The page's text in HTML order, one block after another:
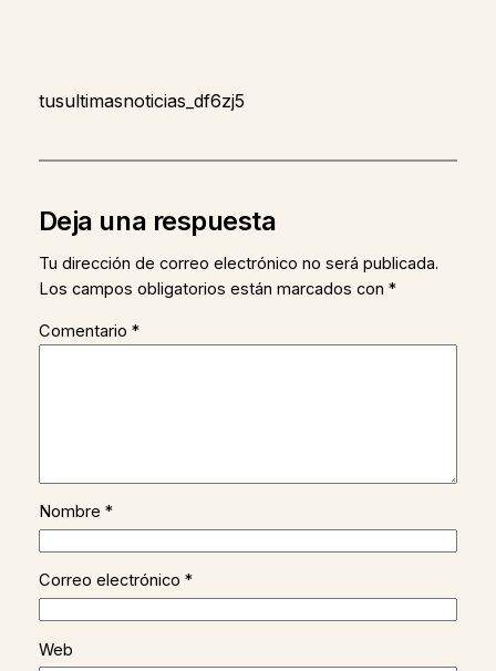
tusultimasnoticias_df6zj5
Deja una respuesta
Tu dirección de correo electrónico no será publicada.
Los campos obligatorios están marcados con *
Comentario *
Nombre *
Correo electrónico *
Web